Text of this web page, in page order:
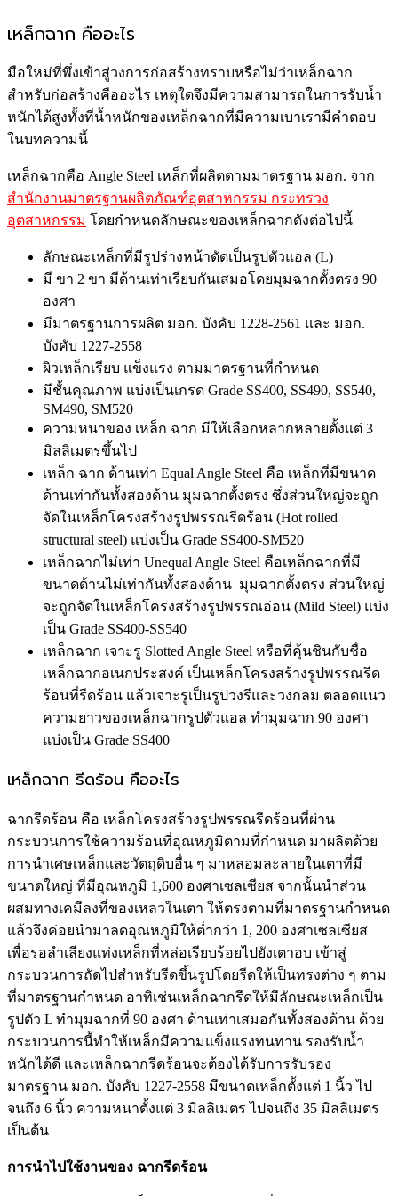
เหล็กฉาก คืออะไร
มือใหม่ที่พึ่งเข้าสู่วงการก่อสร้างทราบหรือไม่ว่าเหล็กฉาก
สำหรับก่อสร้างคืออะไร เหตุใดจึงมีความสามารถในการรับน้ำ
หนักได้สูงทั้งที่น้ำหนักของเหล็กฉากที่มีความเบาเรามีคำตอบ
ในบทความนี้
เหล็กฉากคือ Angle Steel เหล็กที่ผลิตตามมาตรฐาน มอก. จาก
สํานักงานมาตรฐานผลิตภัณฑ์อุตสาหกรรม กระทรวง
อุตสาหกรรม โดยกำหนดลักษณะของเหล็กฉากดังต่อไปนี้
ลักษณะเหล็กที่มีรูปร่างหน้าตัดเป็นรูปตัวแอล (L)
มี ขา 2 ขา มีด้านเท่าเรียบกันเสมอโดยมุมฉากตั้งตรง 90
องศา
มีมาตรฐานการผลิต มอก. บังคับ 1228-2561 และ มอก.
บังคับ 1227-2558
ผิวเหล็กเรียบ แข็งแรง ตามมาตรฐานที่กำหนด
มีชั้นคุณภาพ แบ่งเป็นเกรด Grade SS400, SS490, SS540,
SM490, SM520
ความหนาของ เหล็ก ฉาก มีให้เลือกหลากหลายตั้งแต่ 3
มิลลิเมตรขึ้นไป
เหล็ก ฉาก ด้านเท่า Equal Angle Steel คือ เหล็กที่มีขนาด
ด้านเท่ากันทั้งสองด้าน มุมฉากตั้งตรง ซึ่งส่วนใหญ่จะถูก
จัดในเหล็กโครงสร้างรูปพรรณรีดร้อน (Hot rolled
structural steel) แบ่งเป็น Grade SS400-SM520
เหล็กฉากไม่เท่า Unequal Angle Steel คือเหล็กฉากที่มี
ขนาดด้านไม่เท่ากันทั้งสองด้าน มุมฉากตั้งตรง ส่วนใหญ่
จะถูกจัดในเหล็กโครงสร้างรูปพรรณอ่อน (Mild Steel) แบ่ง
เป็น Grade SS400-SS540
เหล็กฉาก เจาะรู Slotted Angle Steel หรือที่คุ้นชินกับชื่อ
เหล็กฉากอเนกประสงค์ เป็นเหล็กโครงสร้างรูปพรรณรีด
ร้อนที่รีดร้อน แล้วเจาะรูเป็นรูปวงรีและวงกลม ตลอดแนว
ความยาวของเหล็กฉากรูปตัวแอล ทำมุมฉาก 90 องศา
แบ่งเป็น Grade SS400
เหล็กฉาก รีดร้อน คืออะไร
ฉากรีดร้อน คือ เหล็กโครงสร้างรูปพรรณรีดร้อนที่ผ่าน
กระบวนการใช้ความร้อนที่อุณหภูมิตามที่กำหนด มาผลิตด้วย
การนำเศษเหล็กและวัตถุดิบอื่น ๆ มาหลอมละลายในเตาที่มี
ขนาดใหญ่ ที่มีอุณหภูมิ 1,600 องศาเซลเซียส จากนั้นนำส่วน
ผสมทางเคมีลงที่ของเหลวในเตา ให้ตรงตามที่มาตรฐานกำหนด
แล้วจึงค่อยนำมาลดอุณหภูมิให้ต่ำกว่า 1, 200 องศาเซลเซียส
เพื่อรอลำเลียงแท่งเหล็กที่หล่อเรียบร้อยไปยังเตาอบ เข้าสู่
กระบวนการถัดไปสำหรับรีดขึ้นรูปโดยรีดให้เป็นทรงต่าง ๆ ตาม
ที่มาตรฐานกำหนด อาทิเช่นเหล็กฉากรีดให้มีลักษณะเหล็กเป็น
รูปตัว L ทำมุมฉากที่ 90 องศา ด้านเท่าเสมอกันทั้งสองด้าน ด้วย
กระบวนการนี้ทำให้เหล็กมีความแข็งแรงทนทาน รองรับน้ำ
หนักได้ดี และเหล็กฉากรีดร้อนจะต้องได้รับการรับรอง
มาตรฐาน มอก. บังคับ 1227-2558 มีขนาดเหล็กตั้งแต่ 1 นิ้ว ไป
จนถึง 6 นิ้ว ความหนาตั้งแต่ 3 มิลลิเมตร ไปจนถึง 35 มิลลิเมตร
เป็นต้น
การนำไปใช้งานของ ฉากรีดร้อน